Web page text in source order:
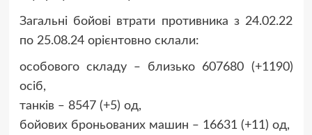
Загальні бойові втрати противника з 24.02.22
по 25.08.24 орієнтовно склали:
особового складу ‒ близько 607680 (+1190)
осіб,
танків ‒ 8547 (+5) од,
бойових броньованих машин ‒ 16631 (+11) од,